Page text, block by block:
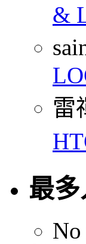
&
雷
最
No